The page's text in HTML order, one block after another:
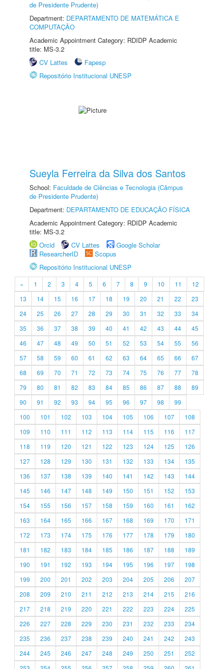
de Presidente Prudente)
Department: DEPARTAMENTO DE MATEMÁTICA E
COMPUTAÇÃO
Academic Appointment Category: RDIDP Academic
title: MS-3.2
CV Lattes
Fapesp
Repositório Institucional UNESP
Sueyla Ferreira da Silva dos Santos
School: Faculdade de Ciências e Tecnologia (Câmpus
de Presidente Prudente)
Department: DEPARTAMENTO DE EDUCAÇÃO FÍSICA
Academic Appointment Category: RDIDP Academic
title: MS-3.2
Orcid
CV Lattes
Google Scholar
ResearcherID
Scopus
Repositório Institucional UNESP
« 1 2 3 4 5 6 7 8 9 10 11
12
13
14 15 16 17 18 19 20 21 22
23
24
25 26 27 28 29 30 31 32 33
34
35
36 37 38 39 40 41 42 43 44
45
46
47 48 49 50 51 52 53 54 55
56
57
58 59 60 61 62 63 64 65 66
67
68
69 70 71 72 73 74 75 76 77
78
79
80 81 82 83 84 85 86 87 88
89
90
91 92 93 94 95 96 97 98
99
100
101 102 103 104 105 106 107
108
109
110 111 112 113 114 115 116
117
118
119 120 121 122 123 124 125
126
127
128 129 130 131 132 133 134
135
136
137 138 139 140 141 142 143
144
145
146 147 148 149 150 151 152
153
154
155 156 157 158 159 160 161
162
163
164 165 166 167 168 169 170
171
172
173 174 175 176 177 178 179
180
181
182 183 184 185 186 187 188
189
190
191 192 193 194 195 196 197
198
199
200 201 202 203 204 205 206
207
208
209 210 211 212 213 214 215
216
217
218 219 220 221 222 223 224
225
226
227 228 229 230 231 232 233
234
235
236 237 238 239 240 241 242
243
244
245 246 247 248 249 250 251
252